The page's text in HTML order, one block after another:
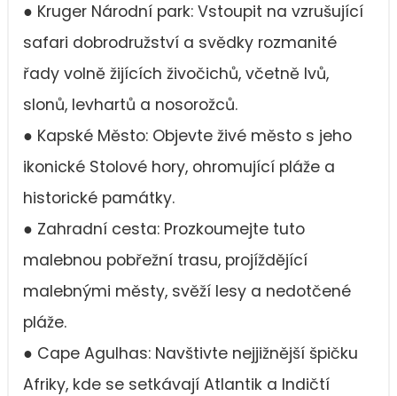
● Kruger Národní park: Vstoupit na vzrušující
safari dobrodružství a svědky rozmanité
řady volně žijících živočichů, včetně lvů,
slonů, levhartů a nosorožců.
● Kapské Město: Objevte živé město s jeho
ikonické Stolové hory, ohromující pláže a
historické památky.
● Zahradní cesta: Prozkoumejte tuto
malebnou pobřežní trasu, projíždějící
malebnými městy, svěží lesy a nedotčené
pláže.
● Cape Agulhas: Navštivte nejjižnější špičku
Afriky, kde se setkávají Atlantik a Indičtí